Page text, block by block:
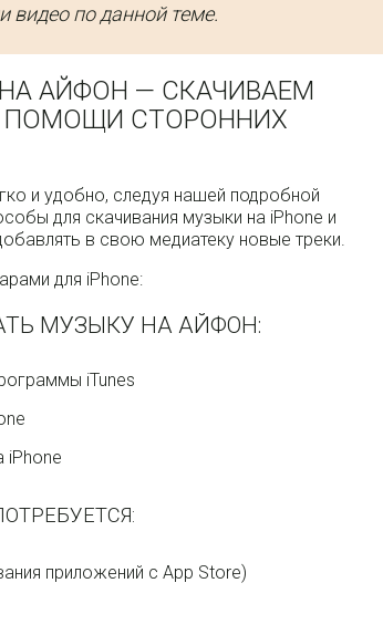
видео по данной теме.
АЙФОН — СКАЧИВАЕМ
ПОМОЩИ СТОРОННИХ
и удобно, следуя нашей подробной
для скачивания музыки на iPhone и
в свою медиатеку новые треки.
для iPhone:
МУЗЫКУ НА АЙФОН:
iTunes
iPhone
приложений с App Store)